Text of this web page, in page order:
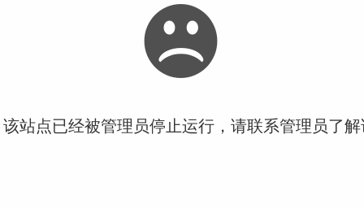
站点已经被管理员停止运行，请联系管理员了